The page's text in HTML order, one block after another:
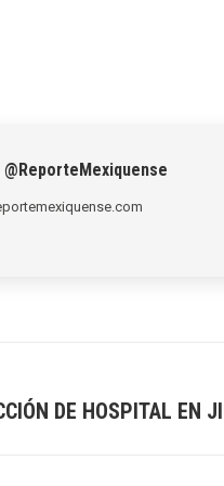
@ReporteMexiquense
DE HOSPITAL EN